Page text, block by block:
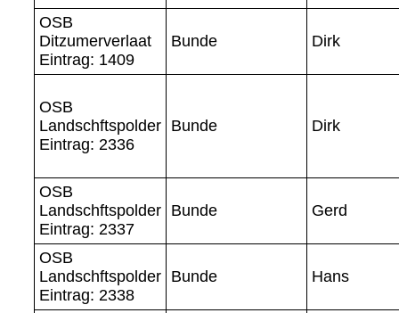
OSB
Ditzumerverlaat
Eintrag: 1409
Bunde Dirk
OSB
Landschftspolder
Eintrag: 2336
Bunde Dirk
OSB
Landschftspolder
Eintrag: 2337
Bunde Gerd
OSB
Landschftspolder
Eintrag: 2338
Bunde Hans